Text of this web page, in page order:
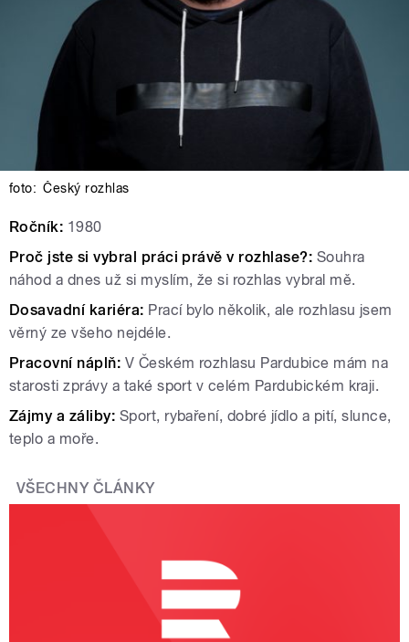
foto: Český rozhlas
Ročník: 1980
Proč jste si vybral práci právě v rozhlase?: Souhra
náhod a dnes už si myslím, že si rozhlas vybral mě.
Dosavadní kariéra: Prací bylo několik, ale rozhlasu jsem
věrný ze všeho nejdéle.
Pracovní náplň: V Českém rozhlasu Pardubice mám na
starosti zprávy a také sport v celém Pardubickém kraji.
Zájmy a záliby: Sport, rybaření, dobré jídlo a pití, slunce,
teplo a moře.
VŠECHNY ČLÁNKY